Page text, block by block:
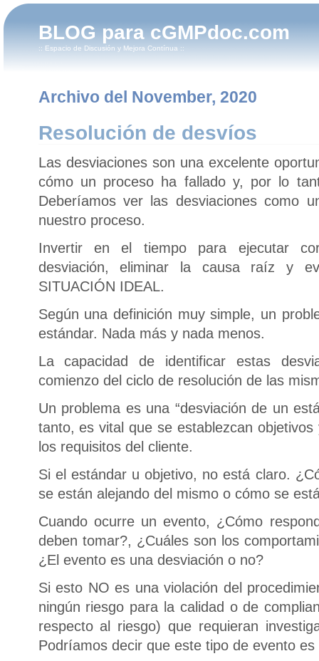
BLOG para cGMPdoc.com
:: Espacio de Discusión y Mejora Contínua ::
Archivo del November, 2020
Resolución de desvíos
Las desviaciones son una excelente
cómo un proceso ha fallado y, por lo
Deberíamos ver las desviaciones como
nuestro proceso.
Invertir en el tiempo para ejecutar
desviación, eliminar la causa raíz y
SITUACIÓN IDEAL.
Según una definición muy simple, un
estándar. Nada más y nada menos.
La capacidad de identificar estas
comienzo del ciclo de resolución de las
Un problema es una “desviación de un
tanto, es vital que se establezcan
los requisitos del cliente.
Si el estándar u objetivo, no está claro.
se están alejando del mismo o cómo se
Cuando ocurre un evento, ¿Cómo
deben tomar?, ¿Cuáles son los
¿El evento es una desviación o no?
Si esto NO es una violación del
ningún riesgo para la calidad o de
respecto al riesgo) que requieran
Podríamos decir que este tipo de evento es